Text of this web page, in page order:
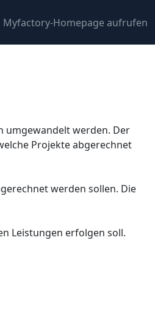
Myfactory-Homepage aufrufen
umgewandelt werden. Der
Projekte abgerechnet
werden sollen. Die
Leistungen erfolgen soll.